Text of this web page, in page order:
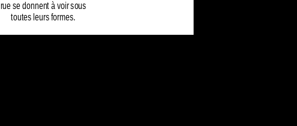
rue se donnent à voir sous
toutes leurs formes.